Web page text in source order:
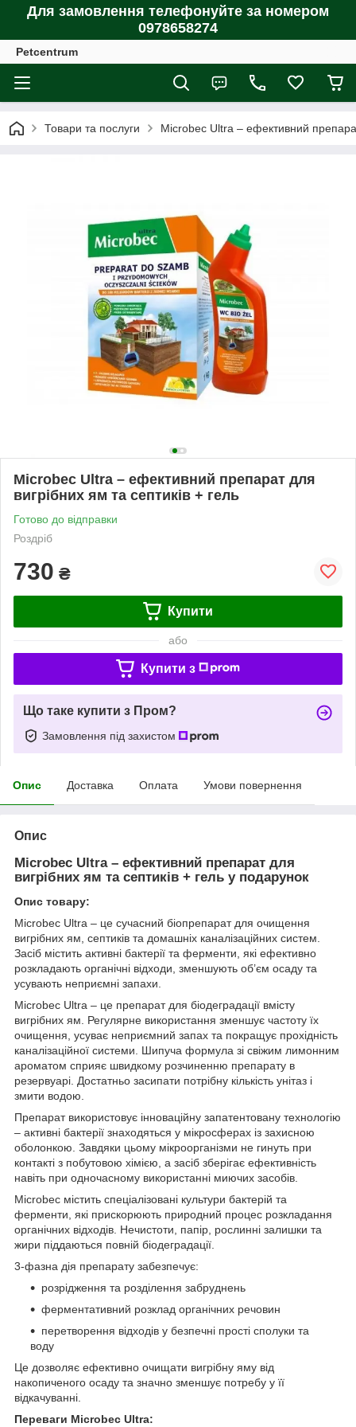
Для замовлення телефонуйте за номером
0978658274
Petcentrum
Товари та послуги Microbec Ultra – ефективний
Microbec Ultra – ефективний препарат для
вигрібних ям та септиків + гель
Готово до відправки
Роздріб
730 ₴
Купити
або
Купити з
Що таке купити з Пром?
Замовлення під захистом
Опис Доставка Оплата Умови повернення
Опис
Microbec Ultra – ефективний препарат для
вигрібних ям та септиків + гель у подарунок
Опис товару:
Microbec Ultra – це сучасний біопрепарат для очищення
вигрібних ям, септиків та домашніх каналізаційних систем.
Засіб містить активні бактерії та ферменти, які ефективно
розкладають органічні відходи, зменшують об’єм осаду та
усувають неприємні запахи.
Microbec Ultra – це препарат для біодеградації вмісту
вигрібних ям. Регулярне використання зменшує частоту їх
очищення, усуває неприємний запах та покращує прохідність
каналізаційної системи. Шипуча формула зі свіжим лимонним
ароматом сприяє швидкому розчиненню препарату в
резервуарі. Достатньо засипати потрібну кількість унітаз і
змити водою.
Препарат використовує інноваційну запатентовану технологію
– активні бактерії знаходяться у мікросферах із захисною
оболонкою. Завдяки цьому мікроорганізми не гинуть при
контакті з побутовою хімією, а засіб зберігає ефективність
навіть при одночасному використанні миючих засобів.
Microbec містить спеціалізовані культури бактерій та
ферменти, які прискорюють природний процес розкладання
органічних відходів. Нечистоти, папір, рослинні залишки та
жири піддаються повній біодеградації.
3-фазна дія препарату забезпечує:
розрідження та розділення забруднень
ферментативний розклад органічних речовин
перетворення відходів у безпечні прості сполуки та
воду
Це дозволяє ефективно очищати вигрібну яму від
накопиченого осаду та значно зменшує потребу у її
відкачуванні.
Переваги Microbec Ultra: